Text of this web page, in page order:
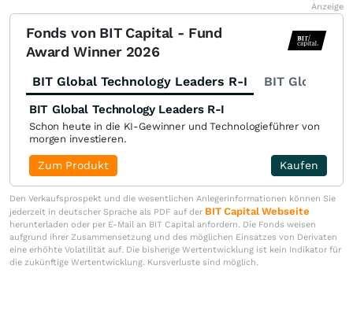
Anzeige
Fonds von BIT Capital - Fund
Award Winner 2026
BIT Global Technology Leaders R-I BIT Global
BIT Global Technology Leaders R-I
Schon heute in die KI-Gewinner und Technologieführer von
morgen investieren.
Kaufen
Zum Produkt
Den Verkaufsprospekt und die wesentlichen Anlegerinformationen können Sie
jederzeit in deutscher Sprache als PDF auf der BIT Capital Webseite
herunterladen oder per E-Mail an BIT Capital anfordern. Die Fonds weisen
aufgrund ihrer Zusammensetzung und des möglichen Einsatzes von Derivaten
eine erhöhte Volatilität auf. Die bisherige Wertentwicklung ist kein Indikator für
die zukünftige Wertentwicklung. Kursverluste sind möglich.